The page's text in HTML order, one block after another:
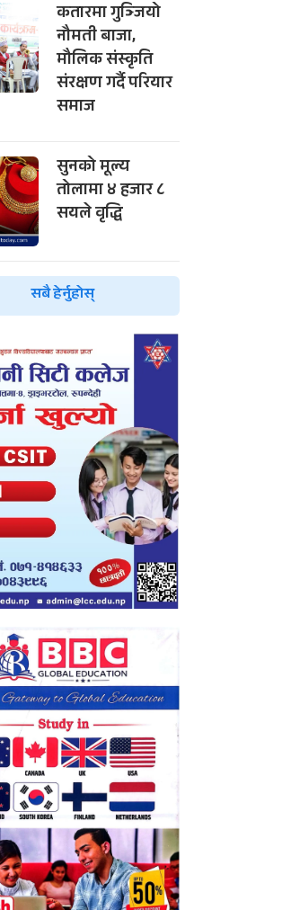
कतारमा गुञ्जियो
नौमती बाजा,
मौलिक संस्कृति
संरक्षण गर्दै परियार
समाज
सुनको मूल्य
तोलामा ४ हजार ८
सयले वृद्धि
सबै हेर्नुहोस्